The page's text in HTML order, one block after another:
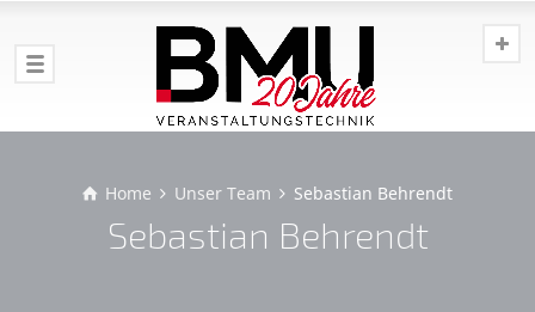
Home Unser Team Sebastian Behrendt
Sebastian Behrendt